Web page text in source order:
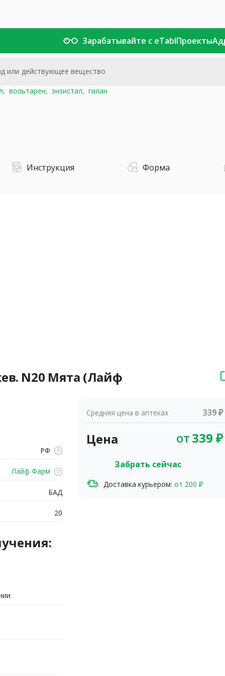
Зарабатывайте с eTablПроекты
вольтарен, энзистал, гилан
Инструкция Форма
N20 Мята (Лайф
РФ
Лайф Фарм
БАД
20
Средняя цена в аптеках 339 ₽
Цена от339 ₽
Забрать сейчас
Доставка курьером: от 200 ₽